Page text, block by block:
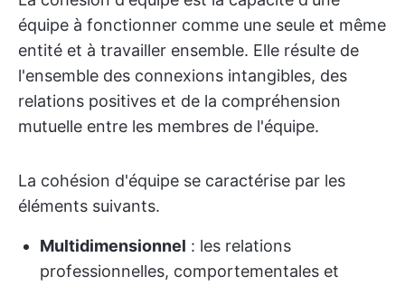
équipe à fonctionner comme une seule et même
entité et à travailler ensemble. Elle résulte de
l'ensemble des connexions intangibles, des
relations positives et de la compréhension
mutuelle entre les membres de l'équipe.
La cohésion d'équipe se caractérise par les
éléments suivants.
Multidimensionnel : les relations
professionnelles, comportementales et